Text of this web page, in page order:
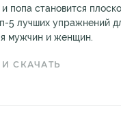
и попа становится
5 лучших упражнений
мужчин и женщин.
СКАЧАТЬ